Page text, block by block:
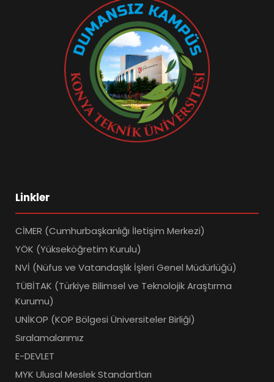
Linkler
CİMER (Cumhurbaşkanlığı İletişim Merkezi)
YÖK (Yükseköğretim Kurulu)
NVİ (Nüfus ve Vatandaşlık İşleri Genel Müdürlüğü)
TÜBİTAK (Türkiye Bilimsel ve Teknolojik Araştırma
Kurumu)
UNİKOP (KOP Bölgesi Üniversiteler Birliği)
Sıralamalarımız
E-DEVLET
MYK Ulusal Meslek Standartları